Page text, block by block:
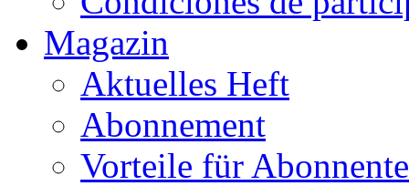
Magazin
Aktuelles Heft
Abonnement
Vorteile für